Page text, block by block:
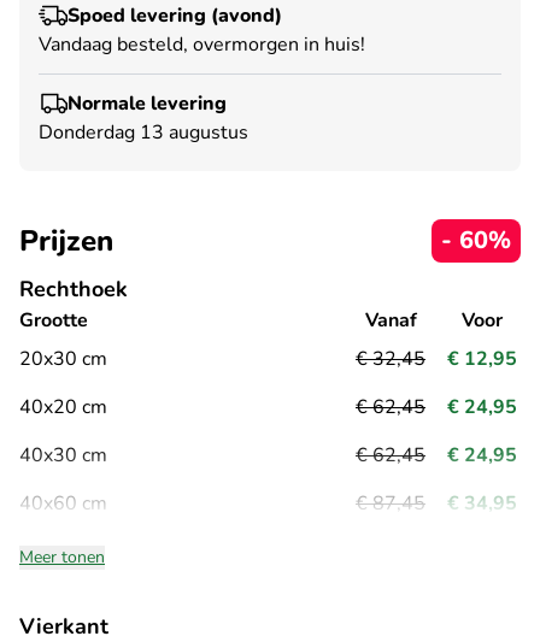
Spoed levering (avond)
Vandaag besteld, overmorgen in huis!
Normale levering
Donderdag 13 augustus
Prijzen - 60%
Rechthoek
Grootte
20x30 cm
40x20 cm
40x30 cm
40x60 cm
Vanaf
€ 32,45
€ 62,45
€ 62,45
€ 87,45
Voor
€ 12,95
€ 24,95
€ 24,95
€ 34,95
Meer tonen
Vierkant